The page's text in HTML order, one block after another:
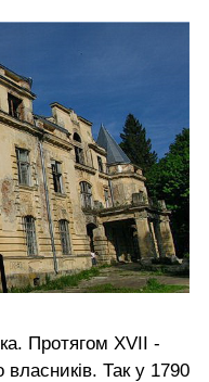
Протягом XVII -
Так у 1790